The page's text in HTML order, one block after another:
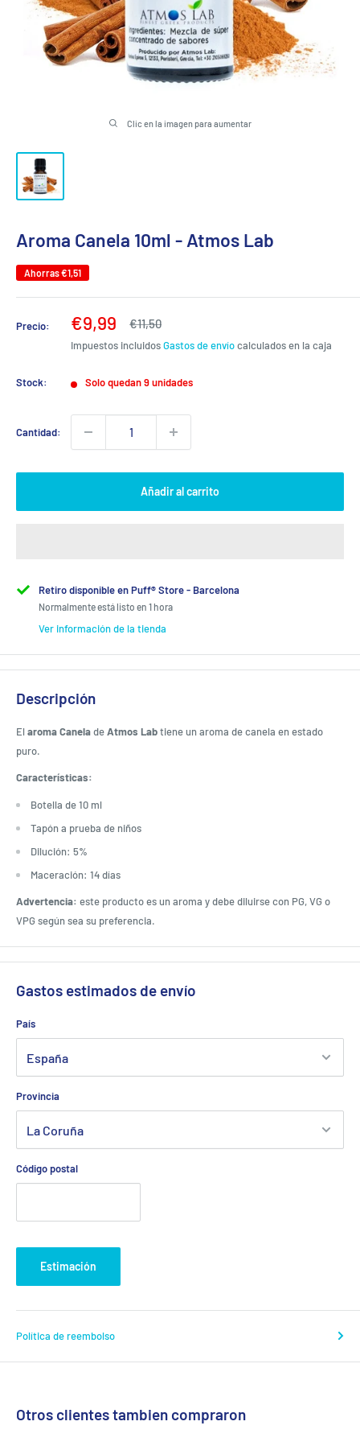
Clic en la imagen para aumentar
Aroma Canela 10ml - Atmos Lab
Ahorras€1,51
Precio:
Precio
de
venta
€9,99
Precio
€11,50
Impuestos incluidosGastos de envíocalculados en la caja
Stock: Solo quedan 9 unidades
Cantidad:
Añadir al carrito
Retiro disponible en Puff® Store - Barcelona
Normalmente está listo en 1 hora
Ver información de la tienda
Descripción
Elaroma CaneladeAtmos Labtiene un aroma de canela en estado
puro.
Características:
Botella de 10 ml
Tapón a prueba de niños
Dilución: 5%
Maceración: 14 días
Advertencia: este producto es un aroma y debe diluirse con PG, VG o
VPG según sea su preferencia.
Gastos estimados de envío
País
Provincia
Código postal
Estimación
Política de reembolso
Otros clientes tambien compraron